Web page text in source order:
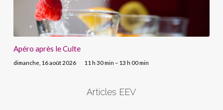
Apéro après le Culte
dimanche, 16 août 2026 11 h 30 min – 13 h 00 min
Articles EEV